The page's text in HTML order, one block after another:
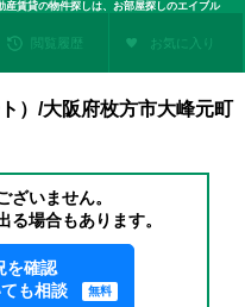
賃貸の物件探しは、お部屋探しのエイブル
閲覧履歴 お気に入り
）/大阪府枚方市大峰元町
ざいません。
る場合もあります。
を確認
も相談
無料